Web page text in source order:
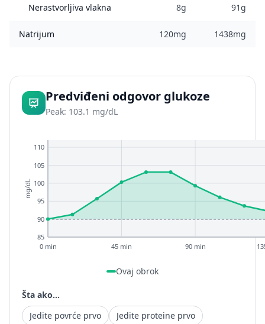
Nerastvorljiva vlakna 8g 91g
Natrijum 120mg 1438mg
Predviđeni odgovor glukoze
Peak: 103.1 mg/dL
85
90
95
100
105
110
0 min 45 min 90 min
mg/dL
Ovaj obrok
Šta ako...
Jedite povrće prvo
Jedite proteine prvo